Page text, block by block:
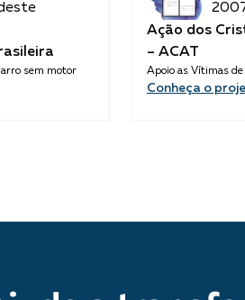
sem motor
Ação dos
– ACAT
Apoio as Vítimas
Conheça o